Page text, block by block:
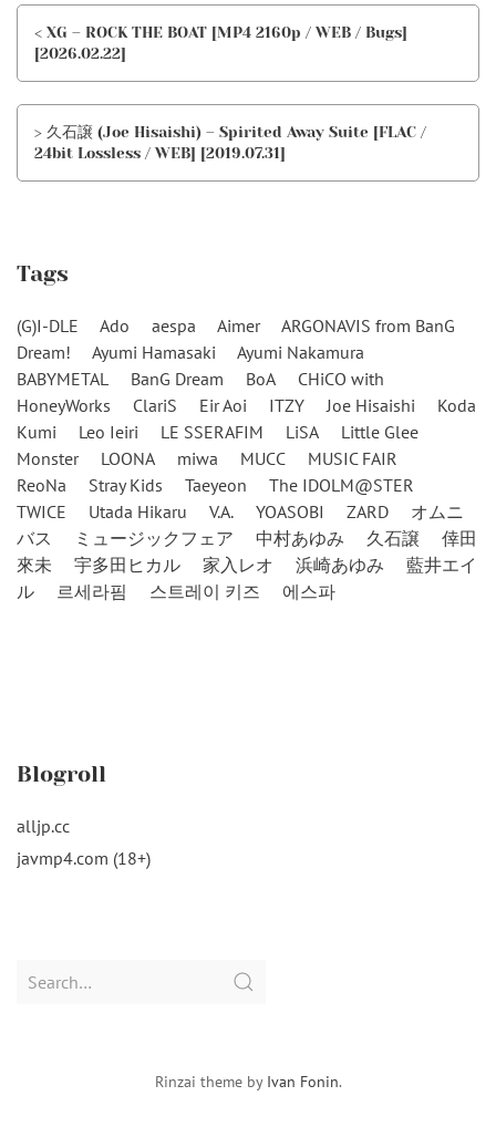
< XG – ROCK THE BOAT [MP4 2160p / WEB / Bugs]
[2026.02.22]
> 久石譲 (Joe Hisaishi) – Spirited Away Suite [FLAC /
24bit Lossless / WEB] [2019.07.31]
Tags
(G)I-DLE Ado aespa Aimer
ARGONAVIS from BanG
Dream!
Ayumi Hamasaki
Ayumi Nakamura
BABYMETAL
BanG Dream BoA
CHiCO with
HoneyWorks
ClariS Eir Aoi ITZY Joe Hisaishi
Koda
Kumi
Leo Ieiri LE SSERAFIM LiSA
Little Glee
Monster
LOONA miwa MUCC
MUSIC FAIR
ReoNa
Stray Kids Taeyeon
The IDOLM@STER
TWICE
Utada Hikaru V.A. YOASOBI ZARD
オムニ
バス
ミュージックフェア 中村あゆみ 久石譲
倖田
來未
宇多田ヒカル 家入レオ 浜崎あゆみ
藍井エイ
ル
르세라핌 스트레이 키즈 에스파
Blogroll
alljp.cc
javmp4.com (18+)
Search
Rinzai theme by Ivan Fonin.